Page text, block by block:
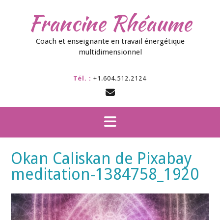
Francine Rhéaume
Coach et enseignante en travail énergétique
multidimensionnel
Tél. : +1.604.512.2124
Okan Caliskan de Pixabay
meditation-1384758_1920